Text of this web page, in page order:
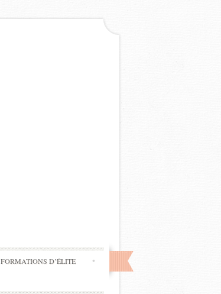
FORMATIONS D’ÉLITE